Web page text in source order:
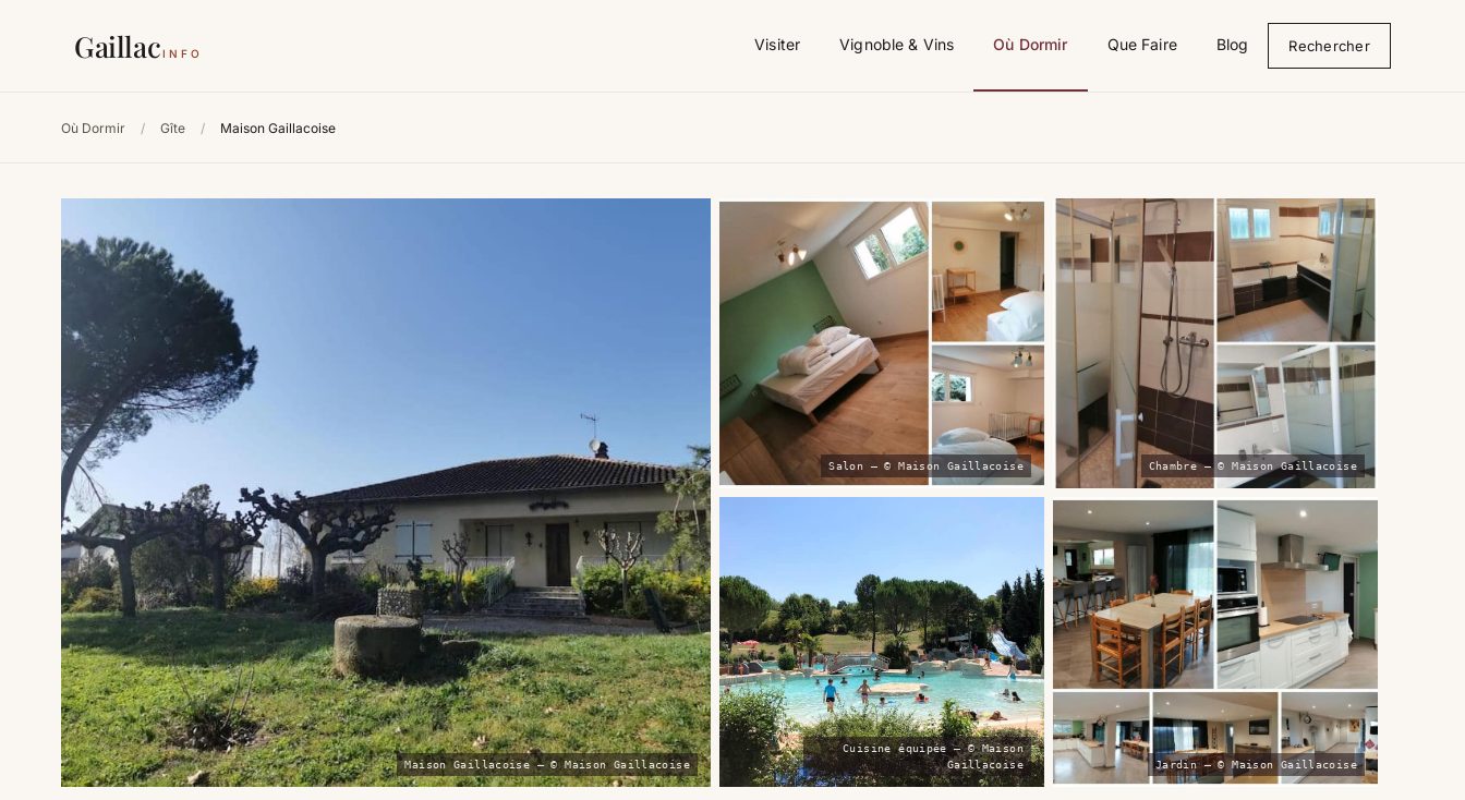
GaillacINFO Visiter Vignoble & Vins Où Dormir Que Faire Blog Rechercher
Où Dormir / Gîte / Maison Gaillacoise
Maison Gaillacoise — © Maison Gaillacoise
Salon — © Maison Gaillacoise Chambre — © Maison Gaillacoise
Cuisine équipée — © Maison
Gaillacoise
Jardin — © Maison Gaillacoise